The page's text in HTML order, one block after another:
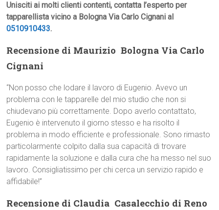
Unisciti ai molti clienti contenti, contatta l’esperto per
tapparellista vicino a Bologna Via Carlo Cignani al
0510910433.
Recensione di Maurizio  Bologna Via Carlo
Cignani
“Non posso che lodare il lavoro di Eugenio. Avevo un
problema con le tapparelle del mio studio che non si
chiudevano più correttamente. Dopo averlo contattato,
Eugenio è intervenuto il giorno stesso e ha risolto il
problema in modo efficiente e professionale. Sono rimasto
particolarmente colpito dalla sua capacità di trovare
rapidamente la soluzione e dalla cura che ha messo nel suo
lavoro. Consigliatissimo per chi cerca un servizio rapido e
affidabile!”
Recensione di Claudia  Casalecchio di Reno